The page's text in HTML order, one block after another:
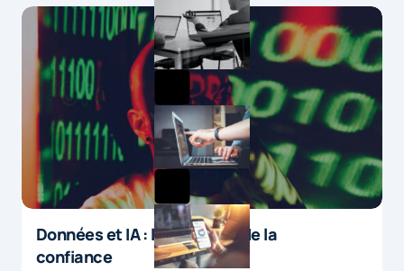
Données et IA : le paradoxe de la
confiance